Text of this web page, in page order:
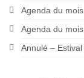
Agenda du
Agenda du
Annulé – Estival